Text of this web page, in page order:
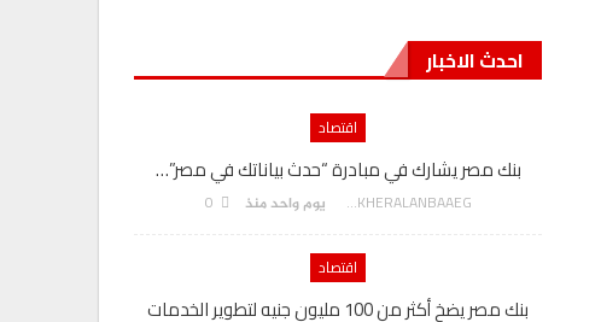
احدث الاخبار
اقتصاد
بنك مصر يشارك في مبادرة “حدث بياناتك في مصر”…
AKHERALANBAAEG يوم واحد منذ
اقتصاد
بنك مصر يضخ أكثر من 100 مليون جنيه لتطوير الخدمات